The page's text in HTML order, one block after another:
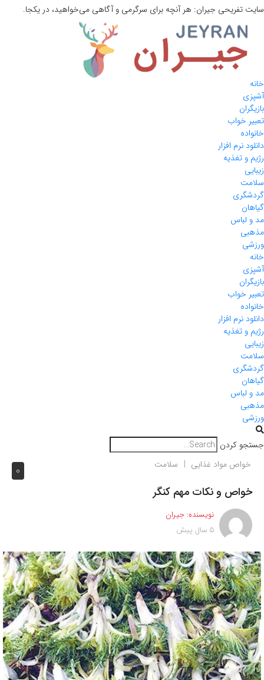
سایت تفریحی جیران: هر آنچه برای سرگرمی و آگاهی می‌خواهید، در یکجا.
خانه
آشپزی
بازیگران
تعبیر خواب
خانواده
دانلود نرم افزار
رژیم و تغذیه
زیبایی
سلامت
گردشگری
گیاهان
مد و لباس
مذهبی
ورزشی
خانه
آشپزی
بازیگران
تعبیر خواب
خانواده
دانلود نرم افزار
رژیم و تغذیه
زیبایی
سلامت
گردشگری
گیاهان
مد و لباس
مذهبی
ورزشی
جستجو کردن
0 خواص مواد غذایی سلامت
خواص و نکات مهم کنگر
نویسنده: جیران
5 سال پیش